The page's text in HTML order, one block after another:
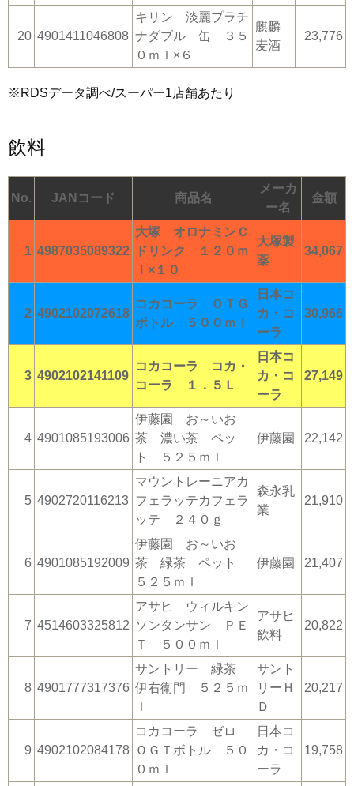
20 4901411046808
キリン 淡麗プラチ
ナダブル 缶 ３５
０ｍｌ×６
麒麟
麦酒
23,776
※RDSデータ調べ/スーパー1店舗あたり
飲料
No. JANコード 商品名
メーカ
ー名
金額
1 4987035089322
大塚 オロナミンＣ
ドリンク １２０ｍ
ｌ×１０
大塚製
薬
34,067
2 4902102072618
コカコーラ ＯＴＧ
ボトル ５００ｍｌ
日本コ
カ・コ
ーラ
30,966
3 4902102141109
コカコーラ コカ・
コーラ １．５Ｌ
日本コ
カ・コ
ーラ
27,149
4 4901085193006
伊藤園 お～いお
茶 濃い茶 ペッ
ト ５２５ｍｌ
伊藤園 22,142
5 4902720116213
マウントレーニアカ
フェラッテカフェラ
ッテ ２４０ｇ
森永乳
業
21,910
6 4901085192009
伊藤園 お～いお
茶 緑茶 ペット
５２５ｍｌ
伊藤園 21,407
7 4514603325812
アサヒ ウィルキン
ソンタンサン ＰＥ
Ｔ ５００ｍｌ
アサヒ
飲料
20,822
8 4901777317376
サントリー 緑茶
伊右衛門 ５２５ｍ
ｌ
サント
リーＨ
Ｄ
20,217
9 4902102084178
コカコーラ ゼロ
ＯＧＴボトル ５０
０ｍｌ
日本コ
カ・コ
ーラ
19,758